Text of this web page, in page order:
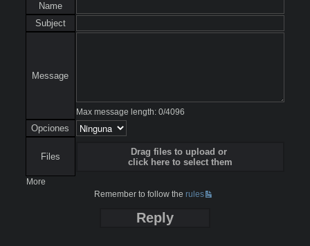
Name
Subject
Message
Max message length: 0/4096
Opciones
Files
Drag files to upload or
click here to select them
More
Remember to follow therules
Reply